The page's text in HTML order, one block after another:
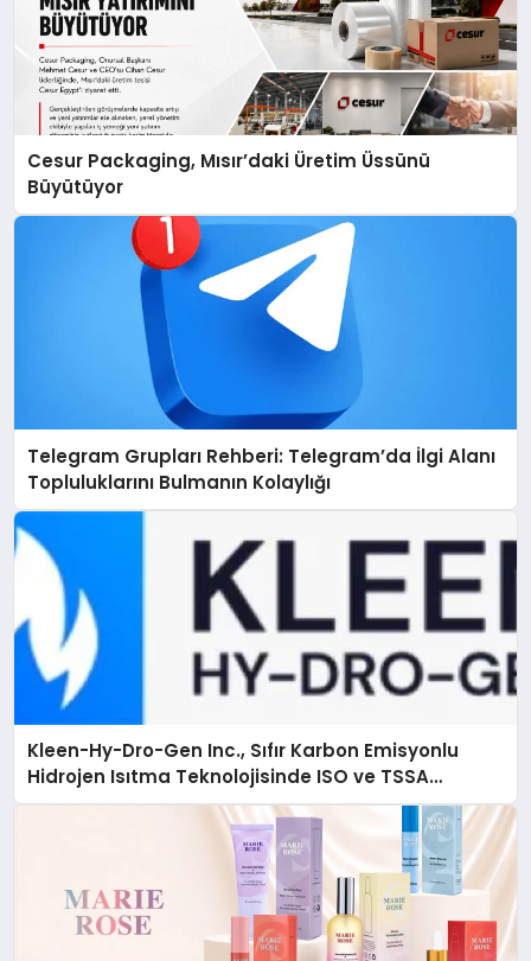
Cesur Packaging, Mısır’daki Üretim Üssünü
Büyütüyor
Telegram Grupları Rehberi: Telegram’da İlgi Alanı
Topluluklarını Bulmanın Kolaylığı
Kleen-Hy-Dro-Gen Inc., Sıfır Karbon Emisyonlu
Hidrojen Isıtma Teknolojisinde ISO ve TSSA
Düzenleyici Onaylarını Aldı